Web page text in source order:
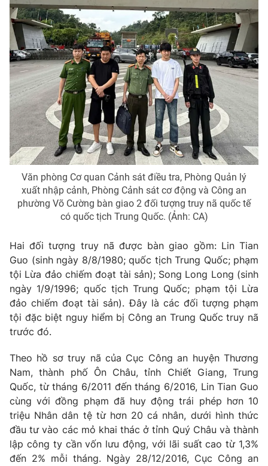
Giải sao mai
Sao
Làm đẹp
Chất lượng cuộc sống
Giáo dục
Tuyển sinh
Học trực tuyến
Công nghệ
Hitech Công nghệ tương lai
Sản phẩm
Thị trường
Tư vấn
Giao lưu trực tuyến
Lịch phát sóng
Chuyên mục khác
Emagazine Podcast
Photo Infographic
Video Shorts video
VTV Money VTV Thể thao
VTV Sức khoẻ Bất động sản
Thị trường 24h Tấm lòng Việt
VTV4 Vươn mình bằng AI
VTV9 VTV8
Liên hệ tòa soạn English
Văn phòng Cơ quan Cảnh sát điều tra, Phòng Quản lý
xuất nhập cảnh, Phòng Cảnh sát cơ động và Công an
phường Võ Cường bàn giao 2 đối tượng truy nã quốc tế
có quốc tịch Trung Quốc. (Ảnh: CA)
Hai đối tượng truy nã được bàn giao gồm: Lin Tian
Guo (sinh ngày 8/8/1980; quốc tịch Trung Quốc; phạm
tội Lừa đảo chiếm đoạt tài sản); Song Long Long (sinh
ngày 1/9/1996; quốc tịch Trung Quốc; phạm tội Lừa
đảo chiếm đoạt tài sản). Đây là các đối tượng phạm
tội đặc biệt nguy hiểm bị Công an Trung Quốc truy nã
trước đó.
Theo hồ sơ truy nã của Cục Công an huyện Thương
Nam, thành phố Ôn Châu, tỉnh Chiết Giang, Trung
Quốc, từ tháng 6/2011 đến tháng 6/2016, Lin Tian Guo
cùng với đồng phạm đã huy động trái phép hơn 10
triệu Nhân dân tệ từ hơn 20 cá nhân, dưới hình thức
đầu tư vào các mỏ khai thác ở tỉnh Quý Châu và thành
lập công ty cần vốn lưu động, với lãi suất cao từ 1,3%
đến 2% mỗi tháng. Ngày 28/12/2016, Cục Công an